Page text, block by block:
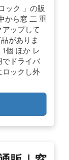
ック 」の販
から窓 二 重
ップして
がありま
個 ほか レ
でドライバ
ロックし外